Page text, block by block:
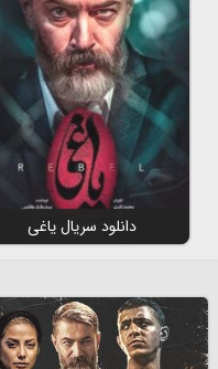
دانلود سریال یاغی